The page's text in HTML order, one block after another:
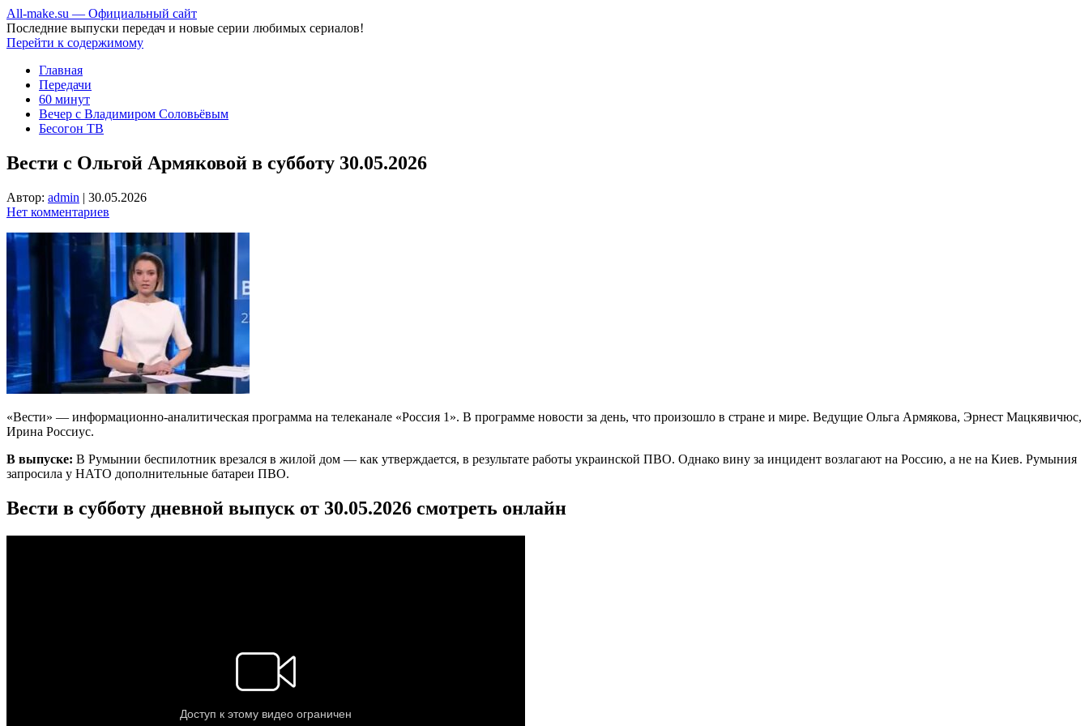
All-make.su — Официальный сайт
Последние выпуски передач и новые серии любимых сериалов!
Перейти к содержимому
Главная
Передачи
60 минут
Вечер с Владимиром Соловьёвым
Бесогон ТВ
Вести с Ольгой Армяковой в субботу 30.05.2026
Автор: admin | 30.05.2026
Нет комментариев
«Вести» — информационно-аналитическая программа на телеканале «Россия 1». В программе новости за день, что произошло в стране и мире. Ведущие Ольга Армякова, Эрнест Мацкявичюс,
Ирина Россиус.
В выпуске: В Румынии беспилотник врезался в жилой дом — как утверждается, в результате работы украинской ПВО. Однако вину за инцидент возлагают на Россию, а не на Киев. Румыния
запросила у НАТО дополнительные батареи ПВО.
Вести в субботу дневной выпуск от 30.05.2026 смотреть онлайн